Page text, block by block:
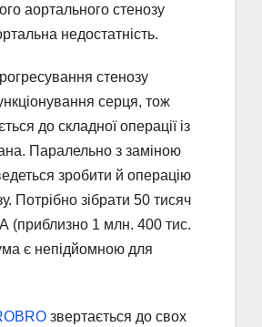
аортального стенозу
недостатність.
стенозу
серця, тож
до складної операції із
Паралельно з заміною
зробити й операцію
Потрібно зібрати 50 тисяч
(приблизно 1 млн. 400 тис.
є непідйомною для
звертається до свох